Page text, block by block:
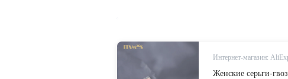
Интернет-магазин:
Женские серьги-